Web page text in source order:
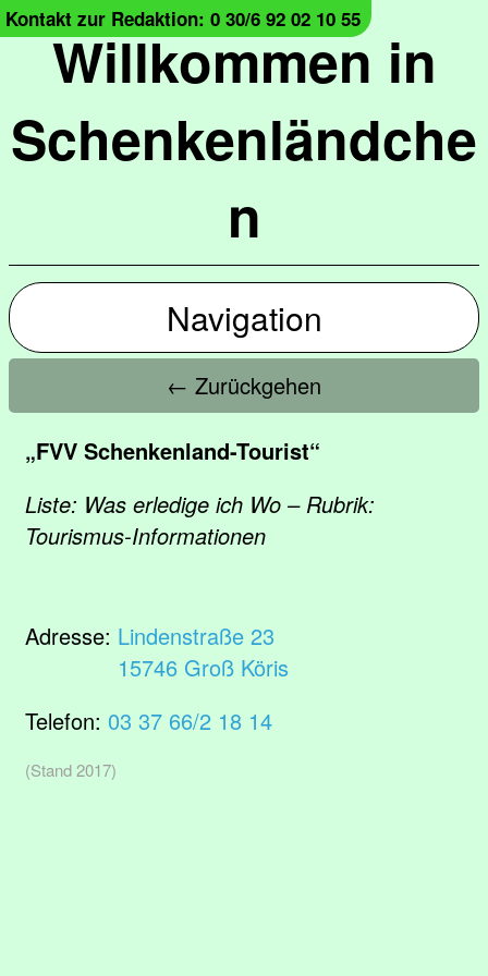
Willkommen in
Schenkenländche
n
Kontakt zur Redaktion: 0 30/6 92 02 10 55
Navigation
← Zurückgehen
„FVV Schenkenland-Tourist“
Liste: Was erledige ich Wo – Rubrik:
Tourismus-Informationen
Adresse: Lindenstraße 23
15746 Groß Köris
Telefon: 03 37 66/2 18 14
(Stand 2017)